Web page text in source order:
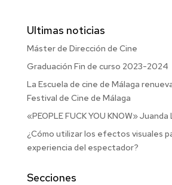
Ultimas noticias
Máster de Dirección de Cine
Graduación Fin de curso 2023-2024
La Escuela de cine de Málaga
Festival de Cine de Málaga
«PEOPLE FUCK YOU KNOW» Juanda
¿Cómo utilizar los efectos visuales
experiencia del espectador?
Secciones